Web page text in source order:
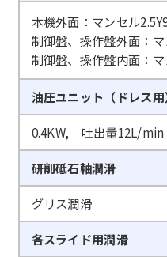
本機外面：マンセル
制御盤、操作盤外面：
制御盤、操作盤内面：
油圧ユニット（ドレス用
0.4KW, 吐出量12L/
研削砥石軸潤滑
グリス潤滑
各スライド用潤滑